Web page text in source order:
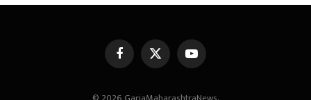
FacebookX
(Twitter)
YouTube